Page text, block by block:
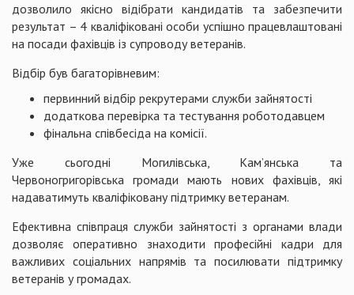
дозволило якісно відібрати кандидатів та забезпечити
результат – 4 кваліфіковані особи успішно працевлаштовані
на посади фахівців із супроводу ветеранів.
Відбір був багаторівневим:
первинний відбір рекрутерами служби зайнятості
додаткова перевірка та тестування роботодавцем
фінальна співбесіда на комісії.
Уже сьогодні Могилівська, Кам’янська та
Червоногригорівська громади мають нових фахівців, які
надаватимуть кваліфіковану підтримку ветеранам.
Ефективна співпраця служби зайнятості з органами влади
дозволяє оперативно знаходити професійні кадри для
важливих соціальних напрямів та посилювати підтримку
ветеранів у громадах.